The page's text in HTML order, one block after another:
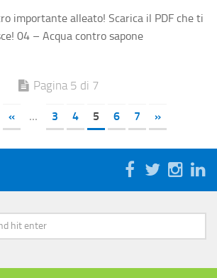
importante alleato! Scarica il PDF che ti
04 – Acqua contro sapone
Pagina 5 di 7
« ... 3 4 5 6 7 »